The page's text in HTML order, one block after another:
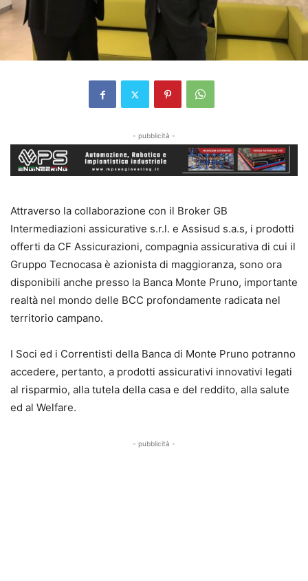
- pubblicità -
Attraverso la collaborazione con il Broker GB
Intermediazioni assicurative s.r.l. e Assisud s.a.s, i prodotti
offerti da CF Assicurazioni, compagnia assicurativa di cui il
Gruppo Tecnocasa è azionista di maggioranza, sono ora
disponibili anche presso la Banca Monte Pruno, importante
realtà nel mondo delle BCC profondamente radicata nel
territorio campano.
I Soci ed i Correntisti della Banca di Monte Pruno potranno
accedere, pertanto, a prodotti assicurativi innovativi legati
al risparmio, alla tutela della casa e del reddito, alla salute
ed al Welfare.
- pubblicità -